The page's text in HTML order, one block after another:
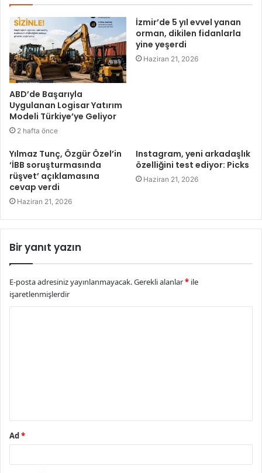
ABD’de Başarıyla
Uygulanan Logisar Yatırım
Modeli Türkiye’ye Geliyor
2 hafta önce
İzmir’de 5 yıl evvel yanan
orman, dikilen fidanlarla
yine yeşerdi
Haziran 21, 2026
Yılmaz Tunç, Özgür Özel’in
‘İBB soruşturmasında
rüşvet’ açıklamasına
cevap verdi
Haziran 21, 2026
Instagram, yeni arkadaşlık
özelliğini test ediyor: Picks
Haziran 21, 2026
Bir yanıt yazın
E-posta adresiniz yayınlanmayacak.Gerekli alanlar* ile
işaretlenmişlerdir
Ad*